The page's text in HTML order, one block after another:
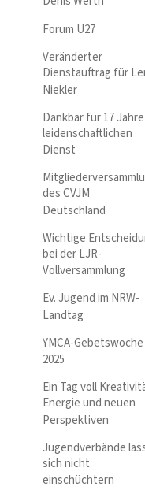
Forum U27
Veränderter
Dienstauftrag für
Niekler
Dankbar für 17 Jahre
leidenschaftlichen
Dienst
des CVJM
Deutschland
Wichtige
bei der LJR-
Vollversammlung
Ev. Jugend im NRW-
Landtag
YMCA-Gebetswoche
2025
Ein Tag voll
Energie und neuen
Perspektiven
Jugendverbände
sich nicht
einschüchtern